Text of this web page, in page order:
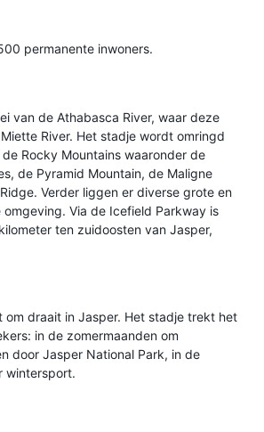
permanente inwoners.
van de Athabasca River, waar deze
River. Het stadje wordt omringd
Rocky Mountains waaronder de
de Pyramid Mountain, de Maligne
Verder liggen er diverse grote en
omgeving. Via de Icefield Parkway is
ten zuidoosten van Jasper,
om draait in Jasper. Het stadje trekt het
in de zomermaanden om
door Jasper National Park, in de
wintersport.